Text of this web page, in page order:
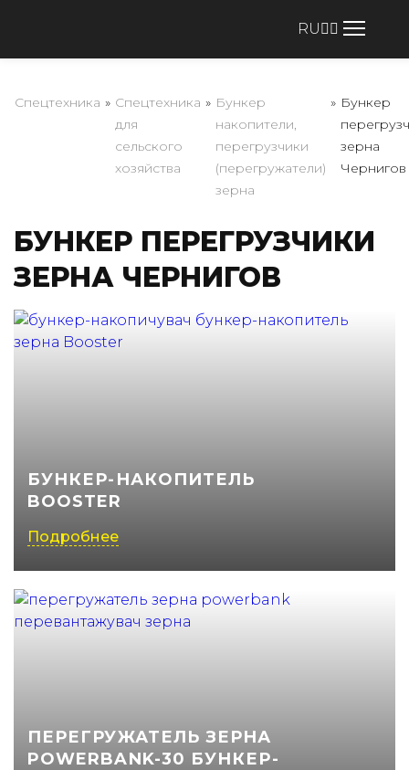
RU
Спецтехника » Спецтехника
для
сельского
хозяйства
» Бункер
накопители,
перегрузчики
(перегружатели)
зерна
» Бункер
зерна
Чернигов
БУНКЕР ПЕРЕГРУЗЧИКИ
ЗЕРНА ЧЕРНИГОВ
БУНКЕР-НАКОПИТЕЛЬ
BOOSTER
Подробнее
ПЕРЕГРУЖАТЕЛЬ ЗЕРНА
POWERBANK-30 БУНКЕР-